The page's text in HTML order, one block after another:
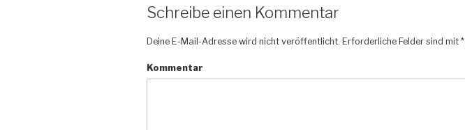
Schreibe einen Kommentar
Deine E-Mail-Adresse wird nicht veröffentlicht. Erforderliche Felder sind mit*
Kommentar